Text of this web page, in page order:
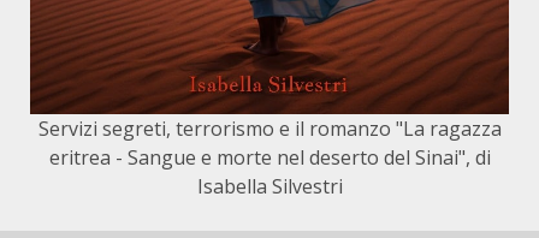
Servizi segreti, terrorismo e il romanzo "La ragazza
eritrea - Sangue e morte nel deserto del Sinai", di
Isabella Silvestri